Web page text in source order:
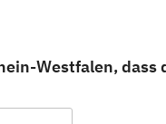
Westfalen, dass